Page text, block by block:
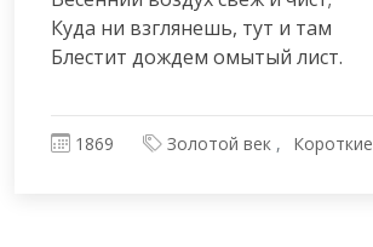
Куда ни взглянешь, тут и там
Блестит дождем омытый лист.
1869 Золотой век Короткие